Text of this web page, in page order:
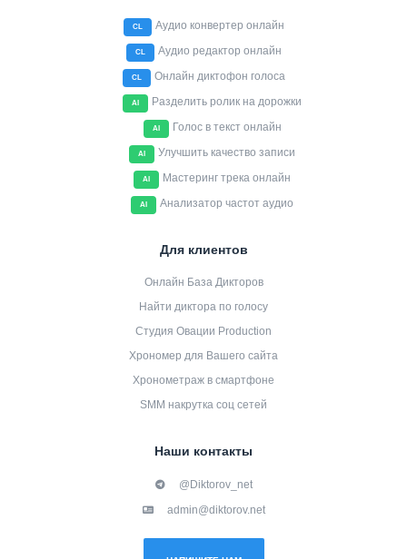
CL Аудио конвертер онлайн
CL Аудио редактор онлайн
CL Онлайн диктофон голоса
AI Разделить ролик на дорожки
AI Голос в текст онлайн
AI Улучшить качество записи
AI Мастеринг трека онлайн
AI Анализатор частот аудио
Для клиентов
Онлайн База Дикторов
Найти диктора по голосу
Студия Овации Production
Хрономер для Вашего сайта
Хронометраж в смартфоне
SMM накрутка соц сетей
Наши контакты
@Diktorov_net
admin@diktorov.net